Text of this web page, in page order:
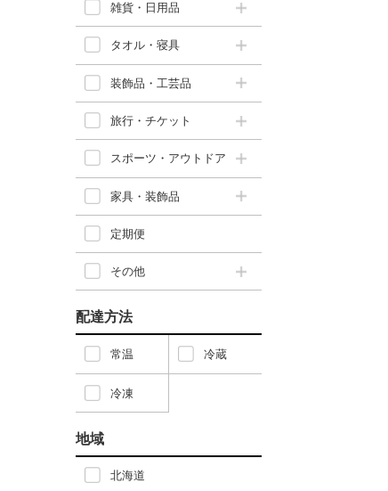
雑貨・日用品
タオル・寝具
装飾品・工芸品
旅行・チケット
スポーツ・アウトドア
家具・装飾品
定期便
その他
配達方法
常温 冷蔵
冷凍
地域
北海道